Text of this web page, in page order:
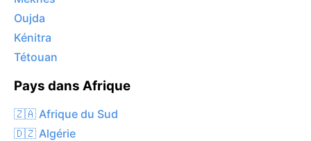
Oujda
Kénitra
Tétouan
Pays dans Afrique
🇿🇦 Afrique du Sud
🇩🇿 Algérie